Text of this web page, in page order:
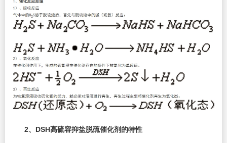
2、DSH高硫容抑盐脱硫催化剂的特性